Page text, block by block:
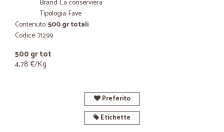
Brand: La conserviera
Tipologia: Fave
Contenuto:500 gr totali
Codice: 71299
500 gr tot
4,78 €/Kg
Preferito
Etichette